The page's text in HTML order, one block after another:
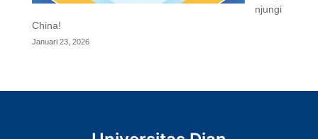
njungi
China!
Januari 23, 2026